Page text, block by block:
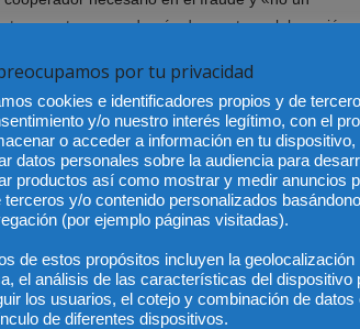
puesto que «además de prestar colaboración
en cuenta corriente de 5.162 euros».
Lo que propuso la Unión Europea en
Praga
por tu privacidad
cookies e identificadores propios y de
y/o nuestro interés legítimo, con el
o acceder a información en tu dispositivo,
datos personales sobre la audiencia para
productos así como mostrar y medir anuncios
terceros y/o contenido personalizados
(por ejemplo páginas visitadas).
de estos propósitos incluyen la geolocalización
el análisis de las características del dispositivo
los usuarios, el cotejo y combinación de datos
de diferentes dispositivos.